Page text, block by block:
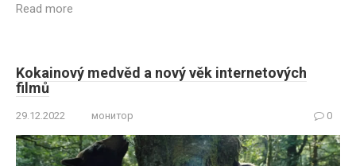
Read more
Kokainový medvěd a nový věk internetových
filmů
29.12.2022 монитор 0